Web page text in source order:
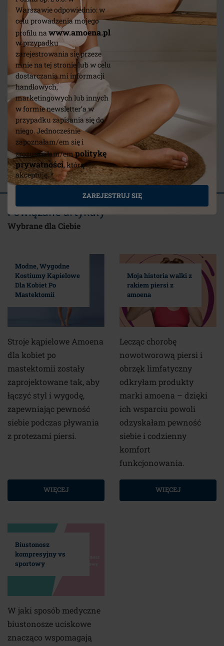
Warszawie odpowiednio: w
celu prowadzenia mojego
profilu na www.amoena.pl
w przypadku
zarejestrowania się przeze
mnie na tej stronie lub w celu
dostarczania mi informacji
handlowych,
marketingowych lub innych
w formie newsletter’a w
przypadku zapisania się do
niego. Jednocześnie
zapoznałam/em się i
zrozumiałam/empolitykę
prywatności, którą
akceptuję. *
ZAREJESTRUJ SIĘ
Samoprzylepne brodawki
(4)
mycia
Powiązane artykuły
Wybrane dla Ciebie
Modne, Wygodne
Kostiumy Kąpielowe
Dla Kobiet Po
Mastektomii
Stroje kąpielowe Amoena
dla kobiet po
mastektomii zostały
zaprojektowane tak, aby
łączyć styl i wygodę,
zapewniając pewność
siebie podczas pływania
z protezami piersi.
WIĘCEJ
Moja historia walki z
rakiem piersi z
amoena
Lecząc chorobę
nowotworową piersi i
obrzęk limfatyczny
odkryłam produkty
marki amoena – dzięki
ich wsparciu powoli
odzyskałam pewność
siebie i codzienny
komfort
funkcjonowania.
WIĘCEJ
Biustonosz
kompresyjny vs
sportowy
W jaki sposób medyczne
biustonosze uciskowe
znacząco wspomagają